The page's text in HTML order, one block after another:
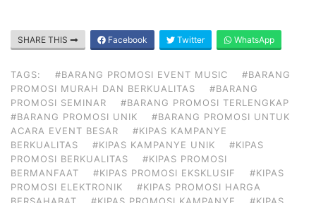
SHARE THIS Facebook Twitter WhatsApp
TAGS: #BARANG PROMOSI EVENT MUSIC
#BARANG
PROMOSI MURAH DAN BERKUALITAS
#BARANG
PROMOSI SEMINAR
#BARANG PROMOSI TERLENGKAP
#BARANG PROMOSI UNIK
#BARANG PROMOSI UNTUK
ACARA EVENT BESAR
#KIPAS KAMPANYE
BERKUALITAS
#KIPAS KAMPANYE UNIK
#KIPAS
PROMOSI BERKUALITAS
#KIPAS PROMOSI
BERMANFAAT
#KIPAS PROMOSI EKSKLUSIF
#KIPAS
PROMOSI ELEKTRONIK
#KIPAS PROMOSI HARGA